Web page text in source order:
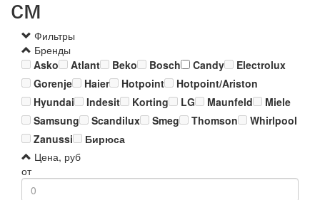
см
Фильтры
Бренды
Asko
Atlant Beko Bosch Candy
Electrolux
Gorenje
Haier Hotpoint
Hotpoint/Ariston
Hyundai
Indesit Korting LG Maunfeld
Miele
Samsung
Scandilux Smeg Thomson
Whirlpool
Zanussi
Бирюса
Цена, руб
от